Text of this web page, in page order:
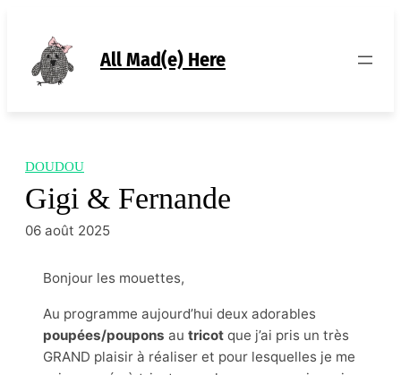
contenu
All Mad(e) Here
DOUDOU
Gigi & Fernande
06 août 2025
Bonjour les mouettes,
Au programme aujourd’hui deux adorables
poupées/poupons au tricot que j’ai pris un très
GRAND plaisir à réaliser et pour lesquelles je me